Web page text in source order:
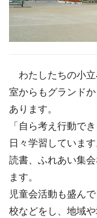
わたしたちの小立
室からもグランド
あります。
「自ら考え行動で
日々学習していま
読書、ふれあい集
ます。
児童会活動も盛ん
校などをし、地域